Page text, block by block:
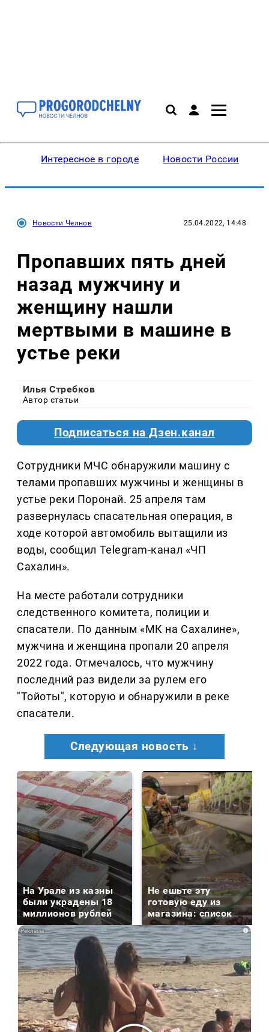
Интересное в городе Новости России
Новости Челнов 25.04.2022, 14:48
Пропавших пять дней
назад мужчину и
женщину нашли
мертвыми в машине в
устье реки
Илья Стребков
Автор статьи
Подписаться на Дзен.канал
Сотрудники МЧС обнаружили машину с
телами пропавших мужчины и женщины в
устье реки Поронай. 25 апреля там
развернулась спасательная операция, в
ходе которой автомобиль вытащили из
воды, сообщил Telegram-канал «ЧП
Сахалин».
На месте работали сотрудники
следственного комитета, полиции и
спасатели. По данным «МК на Сахалине»,
мужчина и женщина пропали 20 апреля
2022 года. Отмечалось, что мужчину
последний раз видели за рулем его
"Тойоты", которую и обнаружили в реке
спасатели.
Следующая новость ↓
На Урале из казны
были украдены 18
миллионов рублей
Не ешьте эту
готовую еду из
магазина: список
i